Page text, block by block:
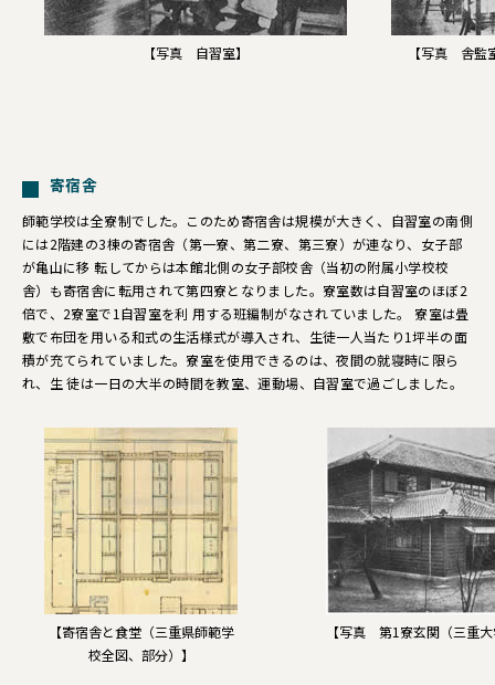
【写真 自習室】 【写真 舎監
寄宿舎
師範学校は全寮制でした。このため寄宿舎は規模が大きく、自習室の南側
には2階建の3棟の寄宿舎（第一寮、第二寮、第三寮）が連なり、女子部
が亀山に移 転してからは本館北側の女子部校舎（当初の附属小学校校
舎）も寄宿舎に転用されて第四寮となりました。寮室数は自習室のほぼ2
倍で、2寮室で1自習室を利 用する班編制がなされていました。 寮室は畳
敷で布団を用いる和式の生活様式が導入され、生徒一人当たり1坪半の面
積が充てられていました。寮室を使用できるのは、夜間の就寝時に限ら
れ、生 徒は一日の大半の時間を教室、運動場、自習室で過ごしました。
【寄宿舎と食堂（三重県師範学
校全図、部分）】
【写真 第1寮玄関（三重